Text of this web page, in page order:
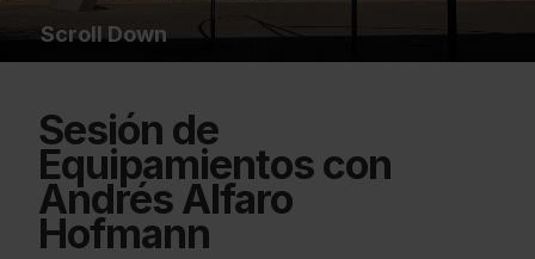
Scroll Down
Sesión de
Equipamientos con
Andrés Alfaro
Hofmann